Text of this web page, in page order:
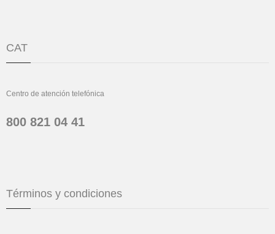
CAT
Centro de atención telefónica
800 821 04 41
Términos y condiciones